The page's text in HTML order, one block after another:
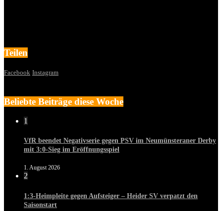
Teilen
Facebook Instagram
Beliebte Beiträge diese Woche
1
VfR beendet Negativserie gegen PSV im Neumünsteraner Derby
mit 3:0-Sieg im Eröffnungsspiel
1. August 2026
2
1:3-Heimpleite gegen Aufsteiger – Heider SV verpatzt den
Saisonstart